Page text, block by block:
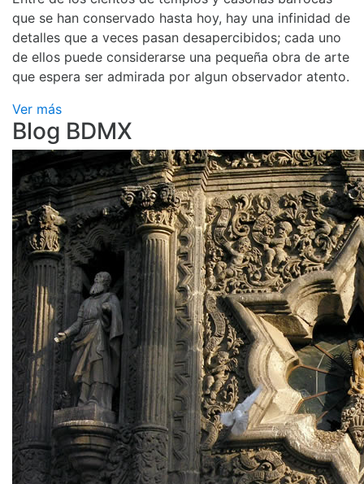
que se han conservado hasta hoy, hay una infinidad de
detalles que a veces pasan desapercibidos; cada uno
de ellos puede considerarse una pequeña obra de arte
que espera ser admirada por algun observador atento.
Ver más
Blog BDMX